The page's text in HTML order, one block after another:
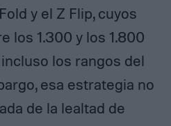
y el Z Flip, cuyos
los 1.300 y los 1.800
los rangos del
esa estrategia no
de la lealtad de